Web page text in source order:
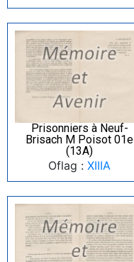
Prisonniers à Neuf-
Brisach M Poisot 01e
(13A)
Oflag : XIIIA